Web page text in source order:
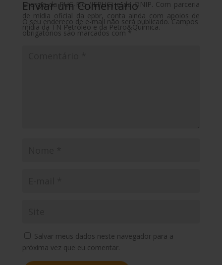
Energia da PUC-Rio (IEPUC) e da ONIP. Com parceria
de mídia oficial da epbr, conta ainda com apoios de
mídia da TN Petróleo e da Petro&Química.
Enviar um Comentário
O seu endereço de e-mail não será publicado. Campos
obrigatórios são marcados com *
Salvar meus dados neste navegador para a
próxima vez que eu comentar.